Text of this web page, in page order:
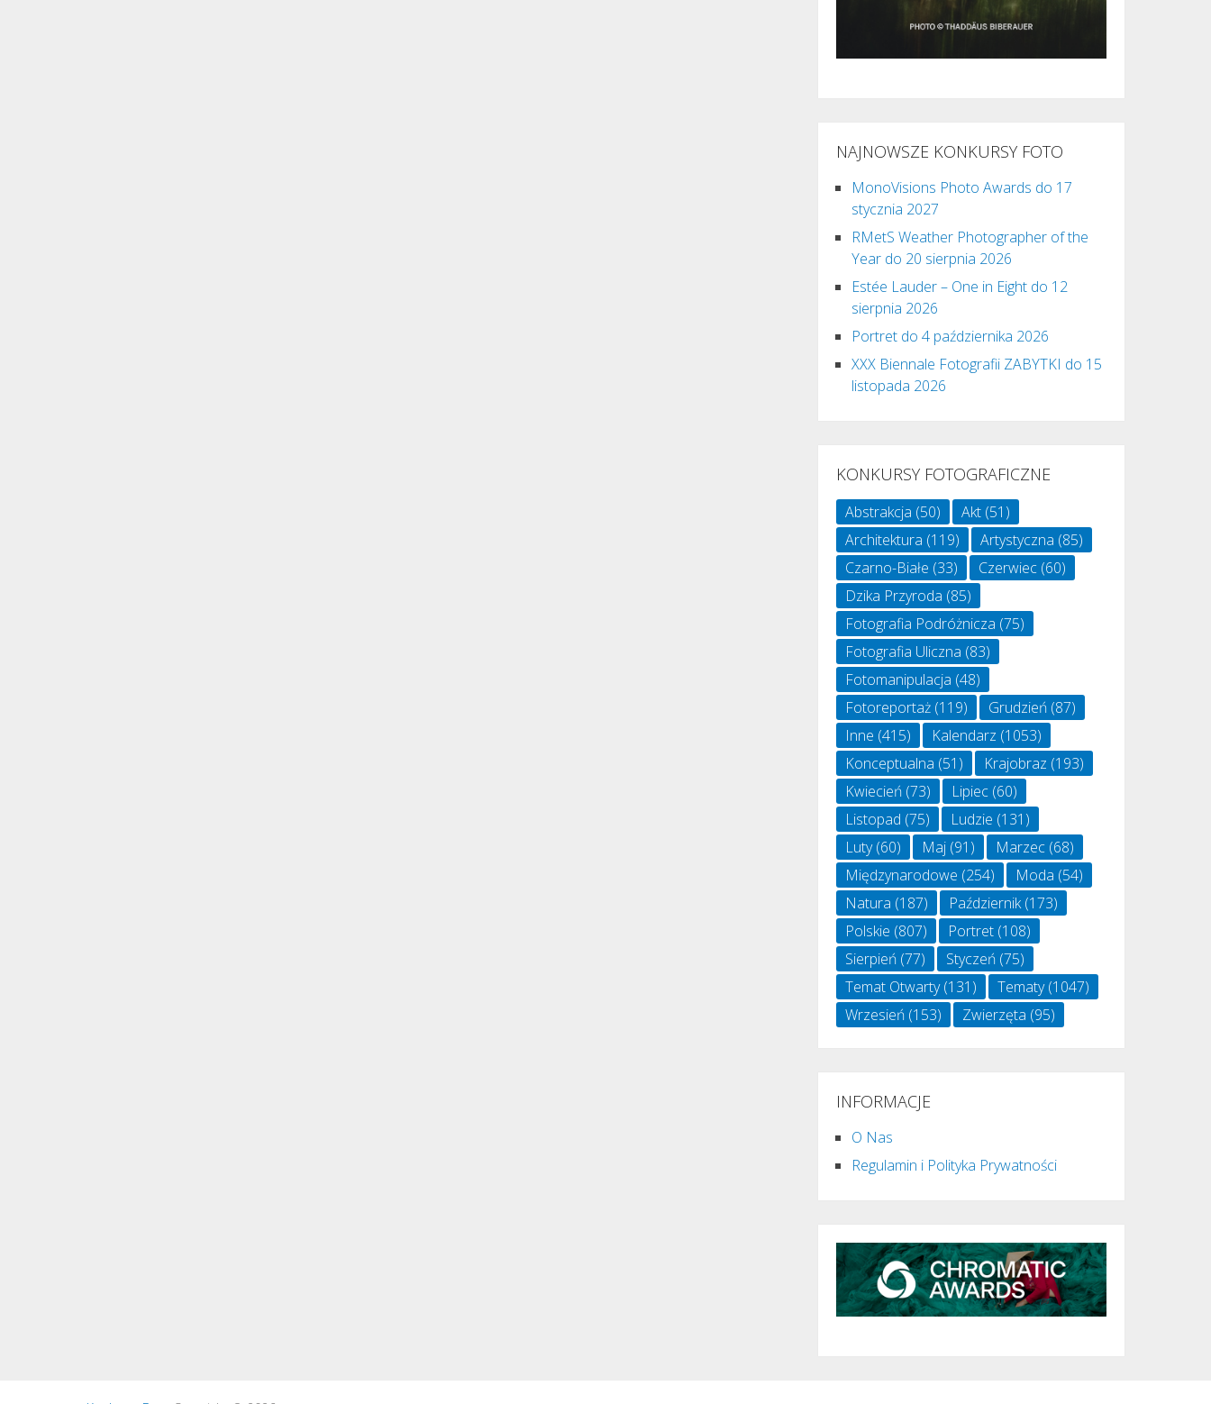
NAJNOWSZE KONKURSY FOTO
MonoVisions Photo Awards do 17
stycznia 2027
RMetS Weather Photographer of the
Year do 20 sierpnia 2026
Estée Lauder – One in Eight do 12
sierpnia 2026
Portret do 4 października 2026
XXX Biennale Fotografii ZABYTKI do 15
listopada 2026
KONKURSY FOTOGRAFICZNE
Abstrakcja (50) Akt (51)
Architektura (119) Artystyczna (85)
Czarno-Białe (33) Czerwiec (60)
Dzika Przyroda (85)
Fotografia Podróżnicza (75)
Fotografia Uliczna (83)
Fotomanipulacja (48)
Fotoreportaż (119) Grudzień (87)
Inne (415) Kalendarz (1053)
Konceptualna (51) Krajobraz (193)
Kwiecień (73) Lipiec (60)
Listopad (75) Ludzie (131)
Luty(60) Maj (91) Marzec (68)
Międzynarodowe (254) Moda (54)
Natura (187) Październik(173)
Polskie (807) Portret (108)
Sierpień (77) Styczeń (75)
Temat Otwarty(131) Tematy(1047)
Wrzesień (153) Zwierzęta (95)
INFORMACJE
O Nas
Regulamin i Polityka Prywatności